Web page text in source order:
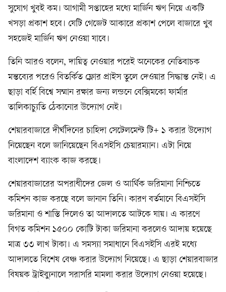
সুযোগ খুবই কম। আগামী সপ্তাহের মধ্যে মার্জিন ঋণ নিয়ে একটি
খসড়া প্রকাশ হবে। যেটি গেজেট আকারে প্রকাশ পেলে বাজারে খুব
সহজেই মার্জিন ঋণ নেওয়া যাবে।
তিনি আরও বলেন, দায়িত্ব নেওয়ার পরেই অনেকের নেতিবাচক
মন্তব্যের পরেও বিতর্কিত ফ্লোর প্রাইস তুলে দেওয়ার সিদ্ধান্ত নেই। এ
ছাড়া বর্হি বিশ্বে সম্মান রক্ষার জন্য লন্ডনে বেক্সিমকো ফার্মার
তালিকাচ্যুতি ঠেকানোর উদ্যোগ নেই।
শেয়ারবাজারে দীর্ঘদিনের চাহিদা সেটেলমেন্ট টি+ ১ করার উদ্যোগ
নিয়েছেন বলে জানিয়েছেন বিএসইসি চেয়ারম্যান। এটা নিয়ে
বাংলাদেশ ব্যাংক কাজ করছে।
শেয়ারবাজারের অপরাধীদের জেল ও আর্থিক জরিমানা নিশ্চিতে
কমিশন কাজ করছে বলে জানান তিনি। কারণ বর্তমানে বিএসইসি
জরিমানা ও শাস্তি দিলেও তা আদালতে আটকে যায়। এ কারণে
বিগত কমিশন ১৫০০ কোটি টাকা জরিমানা করলেও আদায় হয়েছে
মাত্র ৩৩ লাখ টাকা। এ সমস্যা সমাধানে বিএসইসি এরই মধ্যে
আদালতে বিশেষ বেঞ্চ করার উদ্যোগ নিয়েছে। এ ছাড়া শেয়ারবাজার
বিষয়ক ট্রাইব্যুনালে সরাসরি মামলা করার উদ্যোগ নেওয়া হয়েছে।